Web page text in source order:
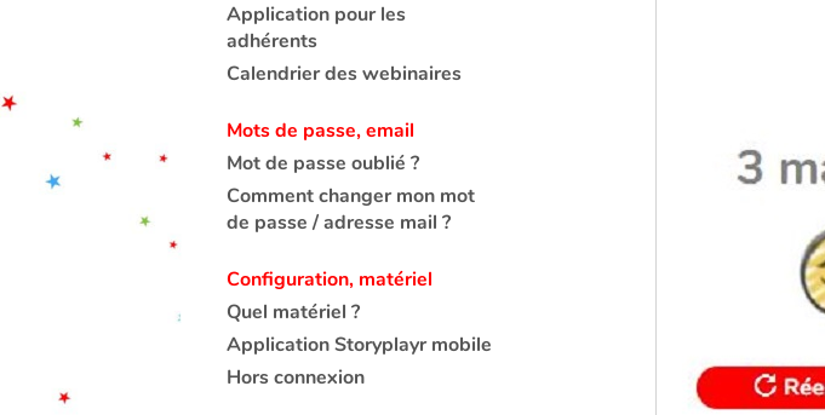
Application pour les
adhérents
Calendrier des webinaires
Mots de passe, email
Mot de passe oublié ?
Comment changer mon mot
de passe / adresse mail ?
Configuration, matériel
Quel matériel ?
Application Storyplayr mobile
Hors connexion